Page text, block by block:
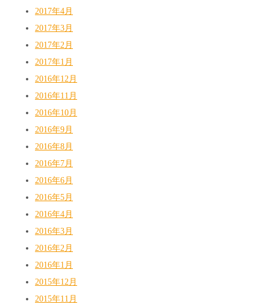
2017年4月
2017年3月
2017年2月
2017年1月
2016年12月
2016年11月
2016年10月
2016年9月
2016年8月
2016年7月
2016年6月
2016年5月
2016年4月
2016年3月
2016年2月
2016年1月
2015年12月
2015年11月